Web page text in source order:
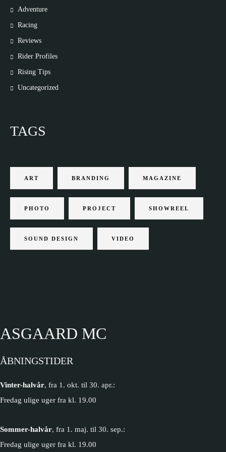
Adventure
Racing
Reviews
Rider Profiles
Rising Tips
Uncategorized
TAGS
ART BRANDING MAGAZINE
PHOTO PROJECT SHOWREEL
SOUND DESIGN VIDEO
ASGAARD MC
ÅBNINGSTIDER
Vinter-halvår, fra 1. okt. til 30. apr.:
Fredag ulige uger fra kl. 19.00
Sommer-halvår, fra 1. maj. til 30. sep.:
Fredag ulige uger fra kl. 19.00